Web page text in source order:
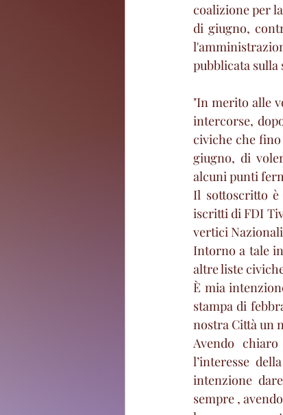
coalizione per
di giugno,
pubblicata sulla
"In merito alle
intercorse,
civiche che
giugno, di
alcuni punti
Il sottoscritto è
iscritti di FDI
vertici
Intorno a tale
altre liste
È mia
stampa di
nostra Città un
Avendo
l’interesse
intenzione
sempre ,